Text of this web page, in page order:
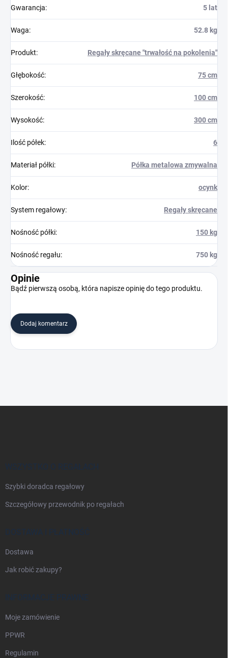
Gwarancja: 5 lat
Waga: 52.8 kg
Produkt: Regały skręcane "trwałość na pokolenia"
Głębokość: 75 cm
Szerokość: 100 cm
Wysokość: 300 cm
Ilość półek: 6
Materiał półki: Półka metalowa zmywalna
Kolor: ocynk
System regałowy: Regały skręcane
Nośność półki: 150 kg
Nośność regału: 750 kg
Opinie
Bądź pierwszą osobą, która napisze opinię do tego produktu.
Dodaj komentarz
WSZYSTKO O REGAŁACH
Szybki doradca regałowy
Szczegółowy przewodnik po regałach
DOSTAWA I PŁATNOŚĆ
Dostawa
Jak robić zakupy?
INFORMACJE PRAWNE
Moje zamówienie
PPWR
Regulamin